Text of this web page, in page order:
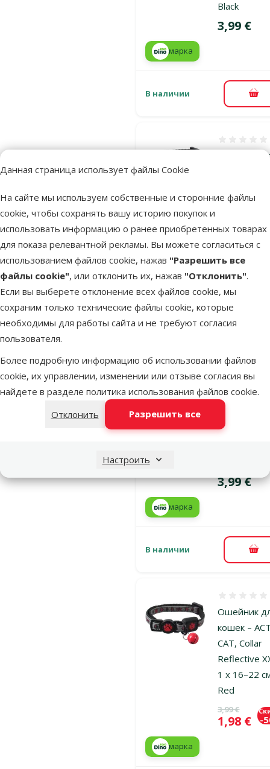
Данная страница использует файлы Cookie
На сайте мы используем собственные и сторонние файлы
cookie, чтобы сохранять вашу историю покупок и
использовать информацию о ранее приобретенных товарах
для показа релевантной рекламы. Вы можете согласиться с
использованием файлов cookie, нажав "Разрешить все
файлы cookie", или отклонить их, нажав "Отклонить".
Если вы выберете отклонение всех файлов cookie, мы
сохраним только технические файлы cookie, которые
необходимы для работы сайта и не требуют согласия
пользователя.
Более подробную информацию об использовании файлов
cookie, их управлении, изменении или отзыве согласия вы
найдете в разделе политика использования файлов cookie.
Отклонить
Разрешить все
Настроить
Black
Цена
3,99 €
марка
В наличии В
Ошейник
Reflective
Blue
Цена
3,99 €
марка
В наличии
Ошейник
кошек –
Reflective
Цена
3,99 €
марка
В наличии В
Ошейник
кошек –
CAT, Collar
Reflective
1 x 16–22
Red
Исходная
3,99 €
Цена
1,98 € -
марка